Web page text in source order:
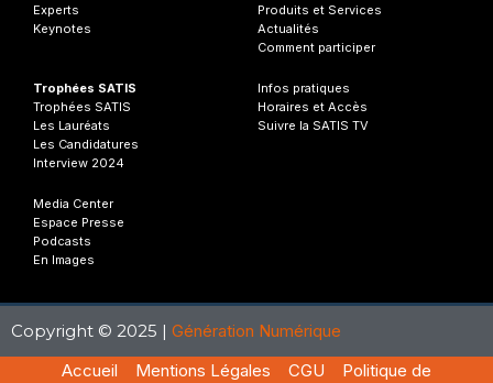
Experts
Keynotes
Produits et Services
Actualités
Comment participer
Trophées SATIS
Trophées SATIS
Les Lauréats
Les Candidatures
Interview 2024
Infos pratiques
Horaires et Accès
Suivre la SATIS TV
Media Center
Espace Presse
Podcasts
En Images
Copyright © 2025 | Génération Numérique
Accueil
Mentions Légales CGU Politique de